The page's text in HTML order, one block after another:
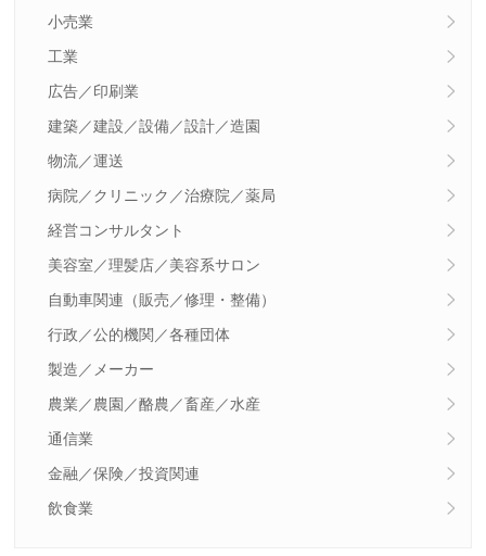
小売業
工業
広告／印刷業
建築／建設／設備／設計／造園
物流／運送
病院／クリニック／治療院／薬局
経営コンサルタント
美容室／理髪店／美容系サロン
自動車関連（販売／修理・整備）
行政／公的機関／各種団体
製造／メーカー
農業／農園／酪農／畜産／水産
通信業
金融／保険／投資関連
飲食業